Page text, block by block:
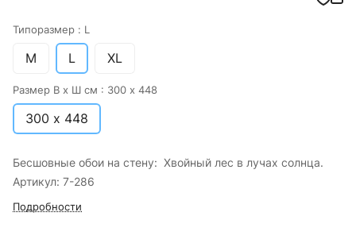
Типоразмер : L
M L XL
Размер В х Ш см : 300 х 448
300 х 448
Бесшовные обои на стену: Хвойный лес в лучах солнца.
Артикул: 7-286
Подробности